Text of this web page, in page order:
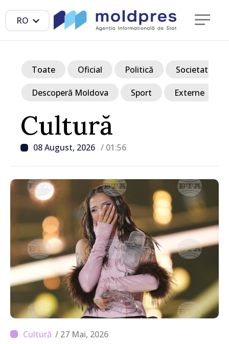
RO
Cultură
08 August, 2026 / 01:56
Toate Oficial Politică Societate
Descoperă Moldova Sport Externe
/ 27 Mai, 2026